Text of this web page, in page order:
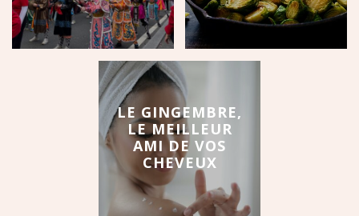
LE GINGEMBRE,
LE MEILLEUR
AMI DE VOS
CHEVEUX